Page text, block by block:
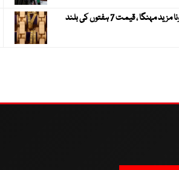
عالمی مارکیٹ میں سونا مزید مہنگا ، قیمت 7 ہفتوں کی بلند